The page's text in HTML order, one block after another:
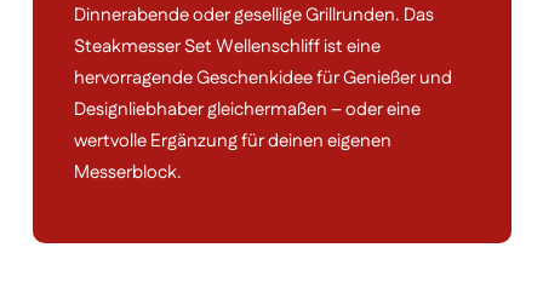
Dinnerabende oder gesellige Grillrunden. Das
Steakmesser Set Wellenschliff ist eine
hervorragende Geschenkidee für Genießer und
Designliebhaber gleichermaßen – oder eine
wertvolle Ergänzung für deinen eigenen
Messerblock.